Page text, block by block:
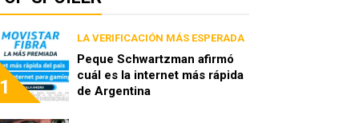
1
LA VERIFICACIÓN MÁS ESPERADA
Peque Schwartzman afirmó
cuál es la internet más rápida
de Argentina